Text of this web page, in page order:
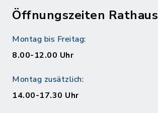
Öffnungszeiten Rathaus
Montag bis Freitag:
8.00-12.00 Uhr
Montag zusätzlich:
14.00-17.30 Uhr